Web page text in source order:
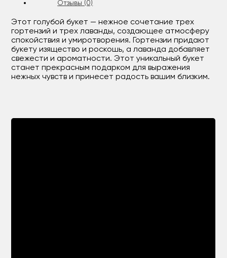
Отзывы (0)
Этот голубой букет — нежное сочетание трех
гортензий и трех лаванды, создающее атмосферу
спокойствия и умиротворения. Гортензии придают
букету изящество и роскошь, а лаванда добавляет
свежести и ароматности. Этот уникальный букет
станет прекрасным подарком для выражения
нежных чувств и принесет радость вашим близким.